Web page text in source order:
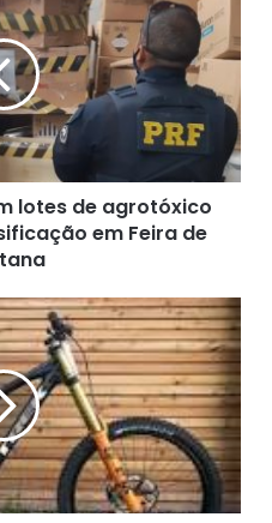
lotes de agrotóxico
em Feira de